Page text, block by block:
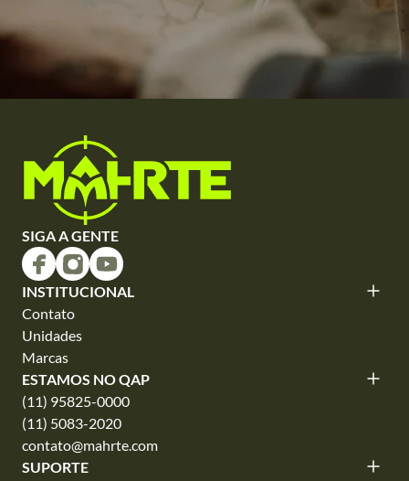
SIGA A GENTE
INSTITUCIONAL
Contato
Unidades
Marcas
ESTAMOS NO QAP
(11) 95825-0000
(11) 5083-2020
contato@mahrte.com
SUPORTE